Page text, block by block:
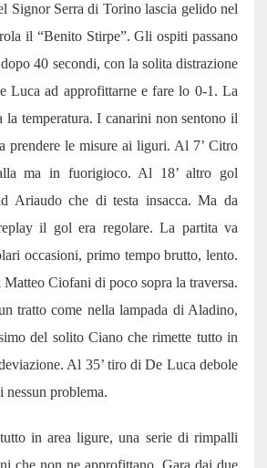
Signor Serra di Torino lascia gelido nel
il “Benito Stirpe”. Gli ospiti passano
40 secondi, con la solita distrazione
Luca ad approfittarne e fare lo 0-1. La
la temperatura. I canarini non sentono il
prendere le misure ai liguri. Al 7’ Citro
ma in fuorigioco. Al 18’ altro gol
Ariaudo che di testa insacca. Ma da
il gol era regolare. La partita va
occasioni, primo tempo brutto, lento.
Ciofani di poco sopra la traversa.
tratto come nella lampada di Aladino,
del solito Ciano che rimette tutto in
Al 35’ tiro di De Luca debole
nessun problema.
in area ligure, una serie di rimpalli
che non ne approfittano. Gara dai due